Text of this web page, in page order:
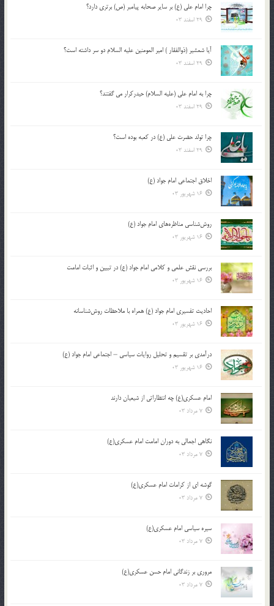
چرا امام علی (ع) بر سایر صحابه پیامبر (ص) برتری دارد؟
29 اسفند 03
آیا شمشیر (ذوالفقار ) امیر المومنین علیه السلام دو سر داشته است؟
29 اسفند 03
چرا به امام علی (علیه السلام) حیدرکرار می گفتند؟
29 اسفند 03
چرا تولد حضرت علی (ع) در کعبه بوده است؟
29 اسفند 03
اخلاق اجتماعی امام جواد (ع)
16 شهریور 03
روش‌شناسی مناظره‌های امام جواد (ع)
16 شهریور 03
بررسی نقش علمی و کلامی امام جواد (ع) در تبیین و اثبات امامت
16 شهریور 03
احادیث تفسیری امام جواد (ع) همراه با ملاحظات روش‌شناسانه
16 شهریور 03
درآمدی بر تقسیم و تحلیل روایات سیاسی – اجتماعی امام جواد (ع)
16 شهریور 03
امام عسکری(ع) چه انتظاراتی از شیعیان دارند
7 مرداد 03
نگاهی اجمالی به دوران امامت امام عسکری(ع)
7 مرداد 03
گوشه ای از کرامات امام عسکری(ع)
7 مرداد 03
سیره سیاسی امام عسکری(ع)
7 مرداد 03
مروری بر زندگانی امام حسن عسکری(ع)
7 مرداد 03